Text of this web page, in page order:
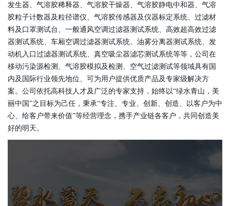
发生器、气溶胶稀释器、 气溶胶干燥器、 气溶胶静电中和器、气溶
胶粒子计数器及粒径谱仪、气溶胶传感器及仪器标定系统、过滤材
料及口罩测试台、一般通风空调过滤器测试系统、高效超高效过滤
器测试系统、车厢空调过滤器测试系统、油雾分离器测试系统、发
动机入口过滤器测试系统、真空吸尘器滤芯测试系统等等，公司在
移动污染源检测、气溶胶模拟及检测、空气过滤测试等领域具有国
内及国际行业领先地位、可为用户提供优质产品及专家级解决方
案。公司依托高科技人才及广泛的专家支持，始终以“绿水青山，美
丽中国”之目标为己任，秉承“专注、专业、创新、创造、以客户为中
心、给客户带来价值”等经营理念，携手产业链各客户，共同创造美
好的明天。